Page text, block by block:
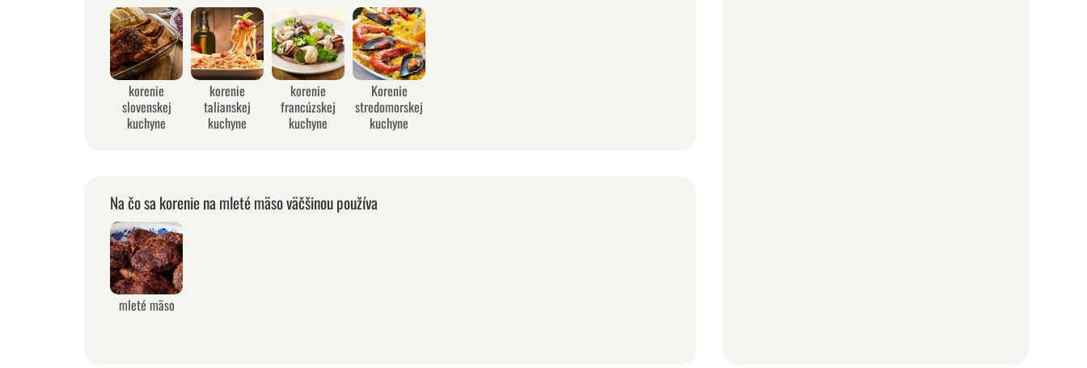
korenie
slovenskej
kuchyne
korenie
talianskej
kuchyne
korenie
francúzskej
kuchyne
Korenie
stredomorskej
kuchyne
Na čo sa korenie na mleté mäso väčšinou používa
mleté mäso